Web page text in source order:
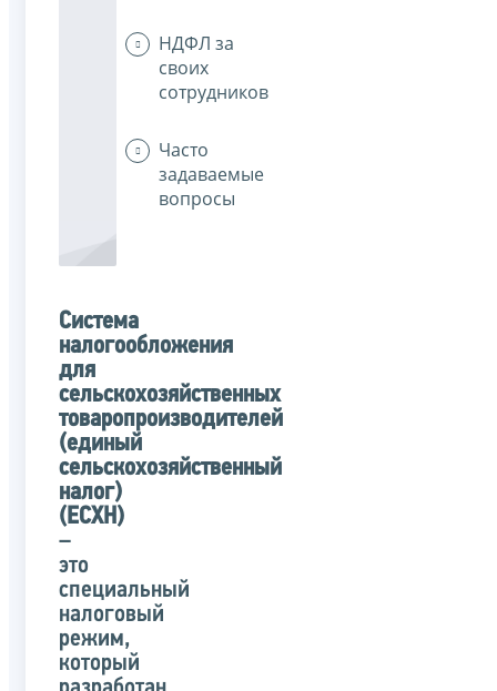
НДФЛ за
своих
сотрудников
Часто
задаваемые
вопросы
Система
налогообложения
для
сельскохозяйственных
товаропроизводителей
(единый
сельскохозяйственный
налог)
(ЕСХН)
–
это
специальный
налоговый
режим,
который